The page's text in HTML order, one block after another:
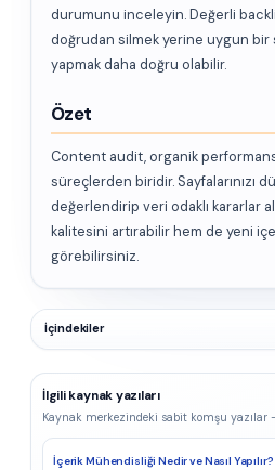
durumunu inceleyin. Değerli
doğrudan silmek yerine uygun bir
yapmak daha doğru olabilir.
Özet
Content audit, organik
süreçlerden biridir. Sayfalarınızı
değerlendirip veri odaklı kararlar
kalitesini artırabilir hem de yeni
görebilirsiniz.
İçindekiler
İlgili kaynak yazıları
Kaynak merkezindeki sabit komşu yazılar
İçerik Mühendisliği Nedir ve Nasıl Yapılır?